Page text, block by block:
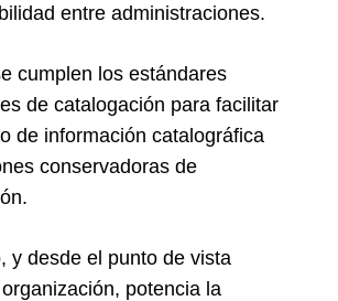
entre administraciones.
cumplen los estándares
de catalogación para facilitar
de información catalográfica
conservadoras de
y desde el punto de vista
potencia la